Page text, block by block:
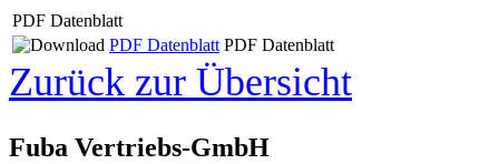
PDF Datenblatt
PDF Datenblatt PDF Datenblatt
Zurück zur Übersicht
Fuba Vertriebs-GmbH